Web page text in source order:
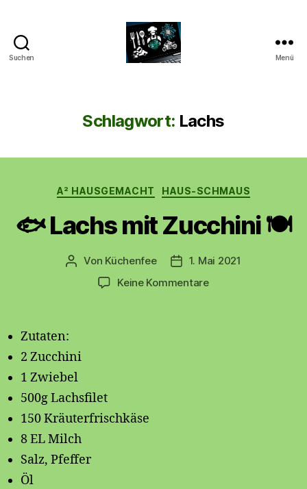
Suchen Menü
Schlagwort: Lachs
Kategorien
A² HAUSGEMACHT HAUS-SCHMAUS
🐟 Lachs mit Zucchini 🍽
Beitragsautor
Von Küchenfee Beitragsdatum
1. Mai 2021
Keine Kommentarezu
Zutaten:
2 Zucchini
1 Zwiebel
500g Lachsfilet
150 Kräuterfrischkäse
8 EL Milch
Salz, Pfeffer
Öl